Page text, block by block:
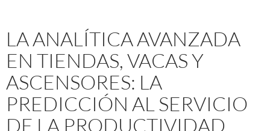
LA ANALÍTICA AVANZADA
EN TIENDAS, VACAS Y
ASCENSORES: LA
PREDICCIÓN AL SERVICIO
DE LA PRODUCTIVIDAD